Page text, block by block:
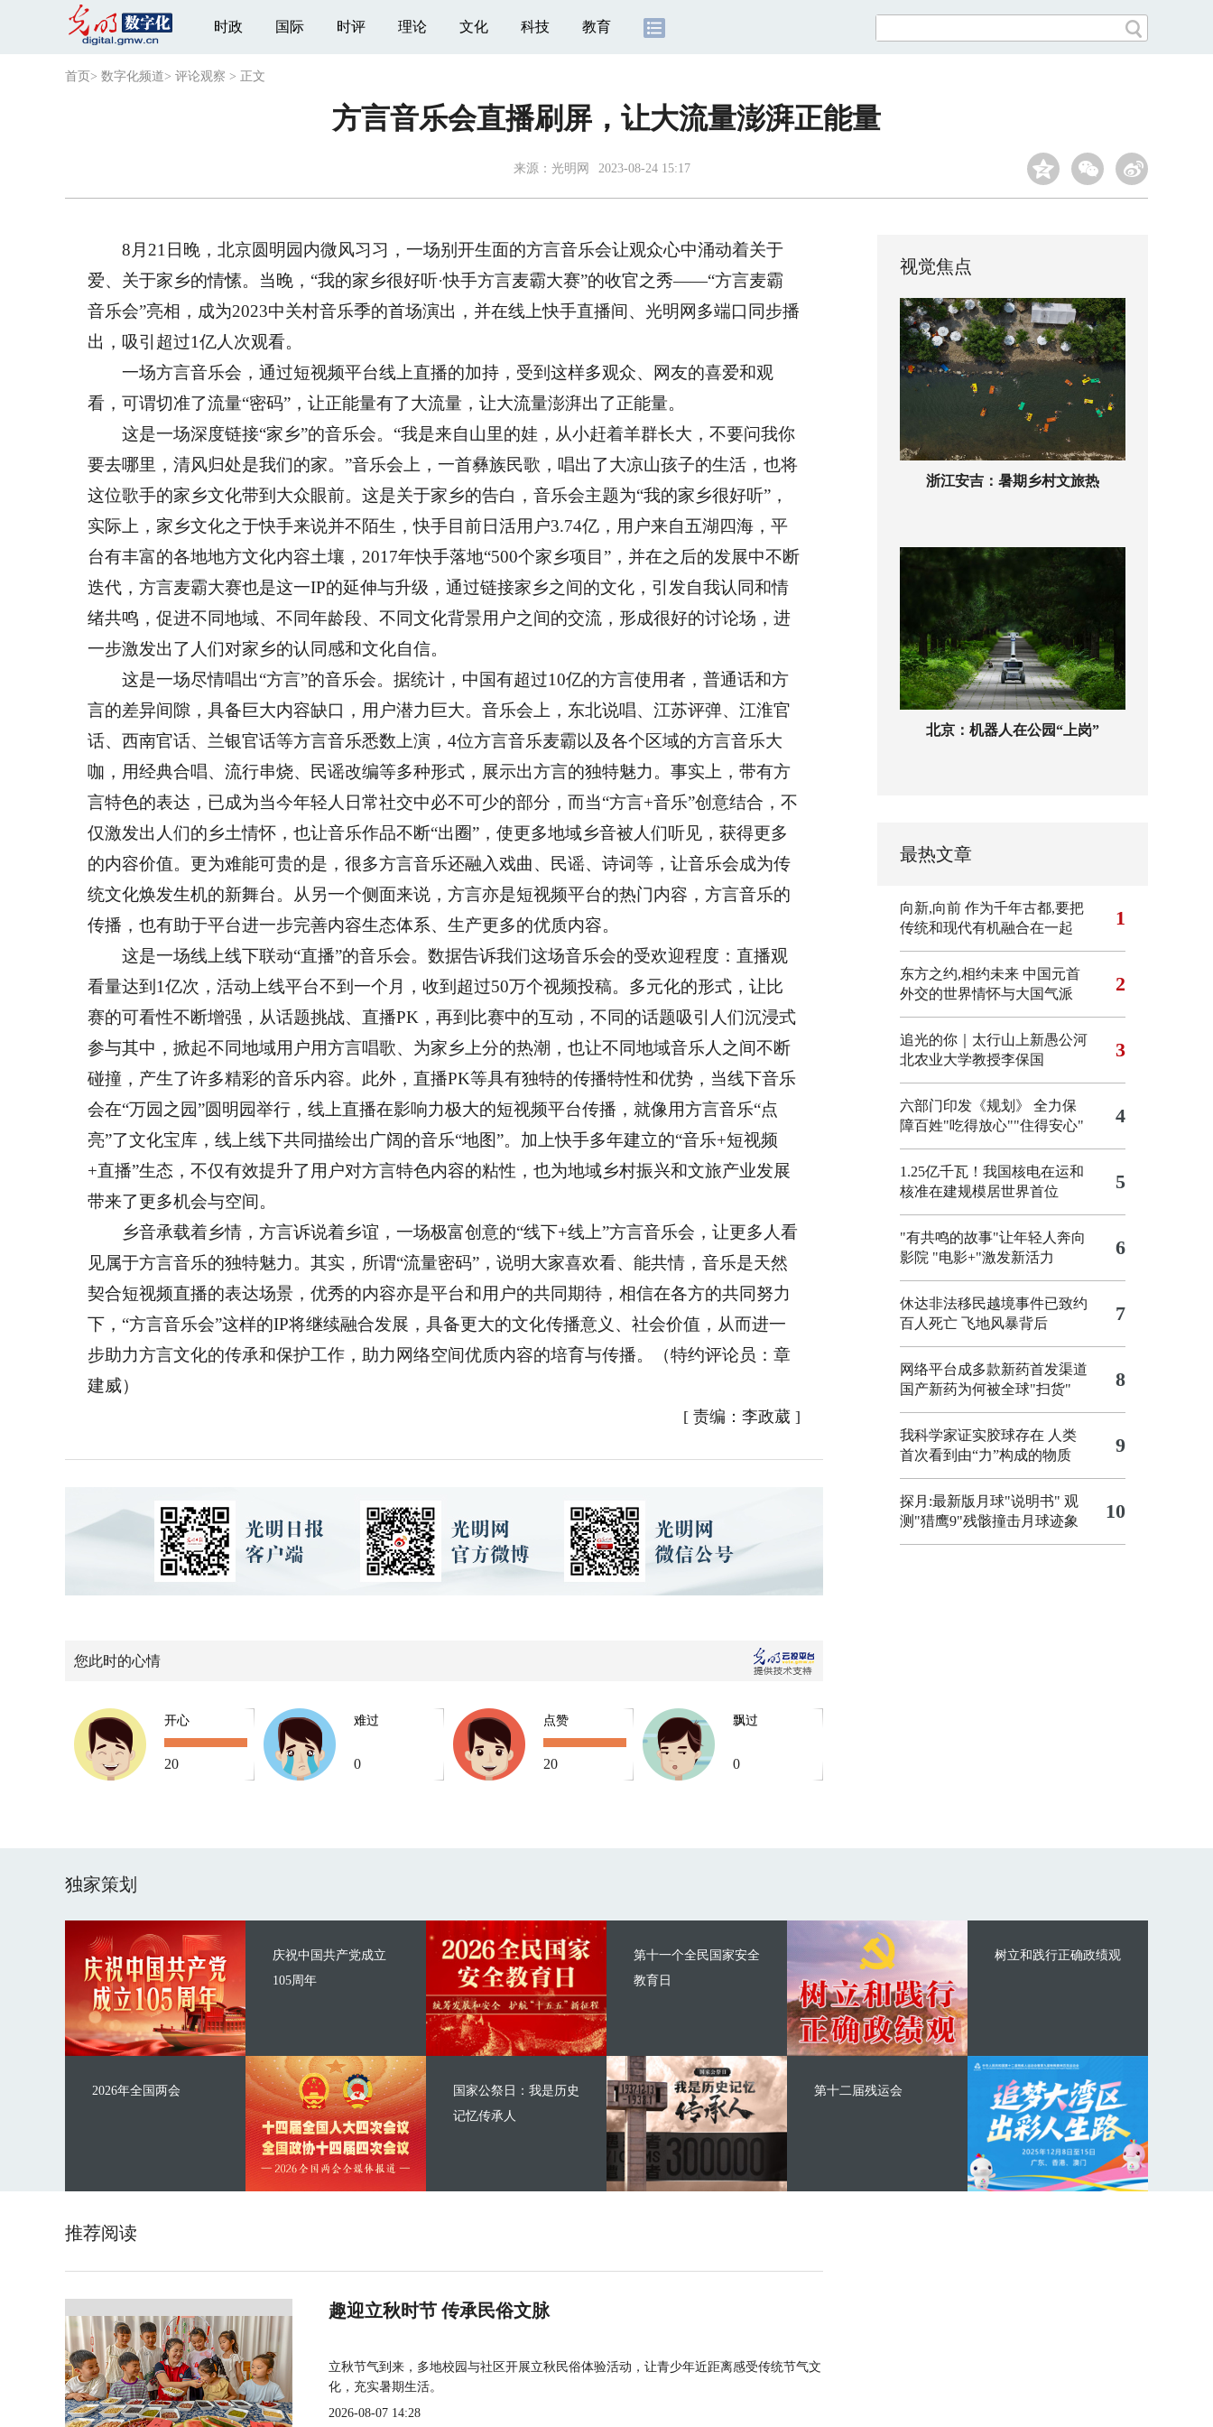
时政 国际 时评 理论 文化 科技 教育
首页 > 数字化频道> 评论观察 > 正文
方言音乐会直播刷屏，让大流量澎湃正能量
来源： 光明网 2023-08-24 15:17
8月21日晚，北京圆明园内微风习习，一场别开生面的方言音乐会让观众心中涌动着关于
爱、关于家乡的情愫。当晚，“我的家乡很好听·快手方言麦霸大赛”的收官之秀——“方言麦霸
音乐会”亮相，成为2023中关村音乐季的首场演出，并在线上快手直播间、光明网多端口同步播
出，吸引超过1亿人次观看。
一场方言音乐会，通过短视频平台线上直播的加持，受到这样多观众、网友的喜爱和观
看，可谓切准了流量“密码”，让正能量有了大流量，让大流量澎湃出了正能量。
这是一场深度链接“家乡”的音乐会。“我是来自山里的娃，从小赶着羊群长大，不要问我你
要去哪里，清风归处是我们的家。”音乐会上，一首彝族民歌，唱出了大凉山孩子的生活，也将
这位歌手的家乡文化带到大众眼前。这是关于家乡的告白，音乐会主题为“我的家乡很好听”，
实际上，家乡文化之于快手来说并不陌生，快手目前日活用户3.74亿，用户来自五湖四海，平
台有丰富的各地地方文化内容土壤，2017年快手落地“500个家乡项目”，并在之后的发展中不断
迭代，方言麦霸大赛也是这一IP的延伸与升级，通过链接家乡之间的文化，引发自我认同和情
绪共鸣，促进不同地域、不同年龄段、不同文化背景用户之间的交流，形成很好的讨论场，进
一步激发出了人们对家乡的认同感和文化自信。
这是一场尽情唱出“方言”的音乐会。据统计，中国有超过10亿的方言使用者，普通话和方
言的差异间隙，具备巨大内容缺口，用户潜力巨大。音乐会上，东北说唱、江苏评弹、江淮官
话、西南官话、兰银官话等方言音乐悉数上演，4位方言音乐麦霸以及各个区域的方言音乐大
咖，用经典合唱、流行串烧、民谣改编等多种形式，展示出方言的独特魅力。事实上，带有方
言特色的表达，已成为当今年轻人日常社交中必不可少的部分，而当“方言+音乐”创意结合，不
仅激发出人们的乡土情怀，也让音乐作品不断“出圈”，使更多地域乡音被人们听见，获得更多
的内容价值。更为难能可贵的是，很多方言音乐还融入戏曲、民谣、诗词等，让音乐会成为传
统文化焕发生机的新舞台。从另一个侧面来说，方言亦是短视频平台的热门内容，方言音乐的
传播，也有助于平台进一步完善内容生态体系、生产更多的优质内容。
这是一场线上线下联动“直播”的音乐会。数据告诉我们这场音乐会的受欢迎程度：直播观
看量达到1亿次，活动上线平台不到一个月，收到超过50万个视频投稿。多元化的形式，让比
赛的可看性不断增强，从话题挑战、直播PK，再到比赛中的互动，不同的话题吸引人们沉浸式
参与其中，掀起不同地域用户用方言唱歌、为家乡上分的热潮，也让不同地域音乐人之间不断
碰撞，产生了许多精彩的音乐内容。此外，直播PK等具有独特的传播特性和优势，当线下音乐
会在“万园之园”圆明园举行，线上直播在影响力极大的短视频平台传播，就像用方言音乐“点
亮”了文化宝库，线上线下共同描绘出广阔的音乐“地图”。加上快手多年建立的“音乐+短视频
+直播”生态，不仅有效提升了用户对方言特色内容的粘性，也为地域乡村振兴和文旅产业发展
带来了更多机会与空间。
乡音承载着乡情，方言诉说着乡谊，一场极富创意的“线下+线上”方言音乐会，让更多人看
见属于方言音乐的独特魅力。其实，所谓“流量密码”，说明大家喜欢看、能共情，音乐是天然
契合短视频直播的表达场景，优秀的内容亦是平台和用户的共同期待，相信在各方的共同努力
下，“方言音乐会”这样的IP将继续融合发展，具备更大的文化传播意义、社会价值，从而进一
步助力方言文化的传承和保护工作，助力网络空间优质内容的培育与传播。（特约评论员：章
建威）
[ 责编：李政葳]
您此时的心情
开心
20
难过
0
点赞
20
飘过
0
视觉焦点
浙江安吉：暑期乡村文旅热
北京：机器人在公园“上岗”
最热文章
向新,向前 作为千年古都,要把
传统和现代有机融合在一起
1
东方之约,相约未来 中国元首
外交的世界情怀与大国气派
2
追光的你｜太行山上新愚公河
北农业大学教授李保国
3
六部门印发《规划》 全力保
障百姓"吃得放心""住得安心"
4
1.25亿千瓦！我国核电在运和
核准在建规模居世界首位
5
"有共鸣的故事"让年轻人奔向
影院 "电影+"激发新活力 6
休达非法移民越境事件已致约
百人死亡 飞地风暴背后 7
网络平台成多款新药首发渠道
国产新药为何被全球"扫货"
8
我科学家证实胶球存在 人类
首次看到由“力”构成的物质
9
探月:最新版月球"说明书" 观
测"猎鹰9"残骸撞击月球迹象
10
独家策划
庆祝中国共产党成立
105周年
2026年全国两会
第十一个全民国家安全
教育日
国家公祭日：我是历史
记忆传承人
树立和践行正确政绩观
第十二届残运会
推荐阅读
趣迎立秋时节 传承民俗文脉
立秋节气到来，多地校园与社区开展立秋民俗体验活动，让青少年近距离感受传统节气文
化，充实暑期生活。
2026-08-07 14:28